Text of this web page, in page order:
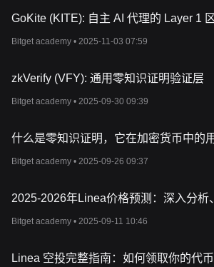
什么是 ZK代币？
ZK是zkSync生态系统中的原生实用和治理
协议运作方面发挥着重要作用。
除了在手续费上带来优惠，ZK代币也是
不可或缺的一部分。代币持有者可以参与关键
此外，ZK代币还能激励网络安全保护和用户
励。此外，
zkSync
的流动性。ZK的代币总供应量为 210 亿枚。
投资包括zkSync在内的任何加密货币都需要
进行投资之前，关键是要了解市场动态，评估
GoKite (KITE): 自主 AI 代理的 Layer 1
Bitget academy • 2025-11-03 07:59
zkVerify (VFY): 通用零知识证明验证层
Bitget academy • 2025-09-30 09:39
什么是零知识证明，它在加密货币中的
Bitget academy • 2025-09-26 09:37
2025-2026年Linea价格预测：深入分析
Bitget academy • 2025-09-11 10:46
Linea 空投完整指南：如何领取你的代币